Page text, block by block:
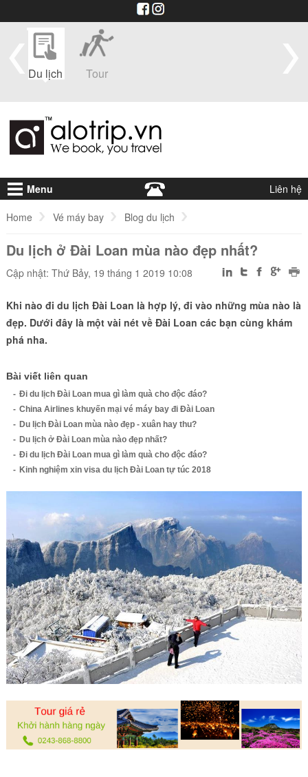
Du lịch Tour
Menu Liên hệ
Home Vé máy bay Blog du lịch
Du lịch ở Đài Loan mùa nào đẹp nhất?
Du lịch ở Đài Loan mùa nào đẹp nhất?
Cập nhật: Thứ Bảy, 19 tháng 1 2019 10:08
Khi nào đi du lịch Đài Loan là hợp lý, đi vào những mùa nào là
đẹp. Dưới đây là một vài nét về Đài Loan các bạn cùng khám
phá nha.
Bài viết liên quan
Đi du lịch Đài Loan mua gì làm quà cho độc đáo?
China Airlines khuyến mại vé máy bay đi Đài Loan
Du lịch Đài Loan mùa nào đẹp - xuân hay thu?
Du lịch ở Đài Loan mùa nào đẹp nhất?
Đi du lịch Đài Loan mua gì làm quà cho độc đáo?
Kinh nghiệm xin visa du lịch Đài Loan tự túc 2018